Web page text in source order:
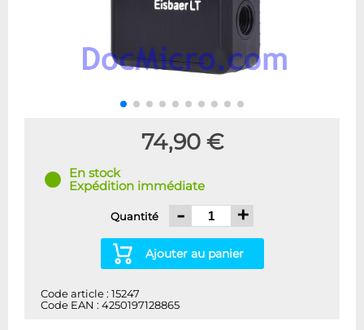
74,90 €
En stock
Expédition immédiate
Quantité - +
Ajouter au panier
Code article : 15247
Code EAN : 4250197128865